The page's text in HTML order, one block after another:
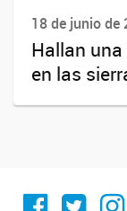
18 de junio de
Hallan
en las
Conicet Cordoba